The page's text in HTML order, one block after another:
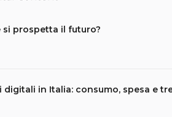
si prospetta il futuro?
in Italia: consumo, spesa e